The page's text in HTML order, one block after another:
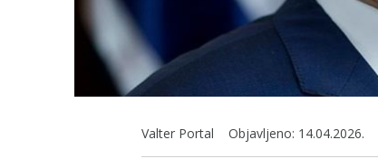
Valter Portal Objavljeno: 14.04.2026.